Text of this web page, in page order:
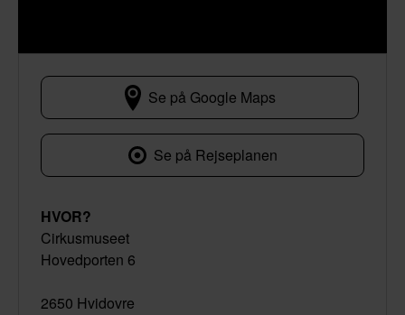
Hovedporten 6<br />
Se på Google Maps
Se på Rejseplanen
HVOR?
Cirkusmuseet
Hovedporten 6
2650 Hvidovre